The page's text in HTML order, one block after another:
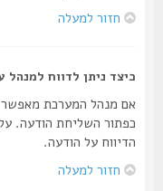
חזור למעלה
כיצד ניתן לדווח למנהל על
אם מנהל המערכת מאפשר
כפתור השליחת הודעה. על
הדיווח על הודעה.
חזור למעלה